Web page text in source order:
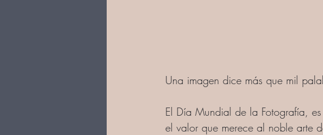
Una imagen dice más que mil
El Día Mundial de la Fotografía,
el valor que merece al noble arte